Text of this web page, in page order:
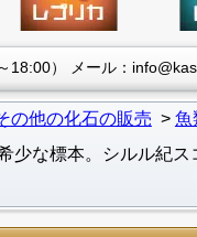
18:00） メール：
の他の化石の販売
魚
少な標本。シルル紀